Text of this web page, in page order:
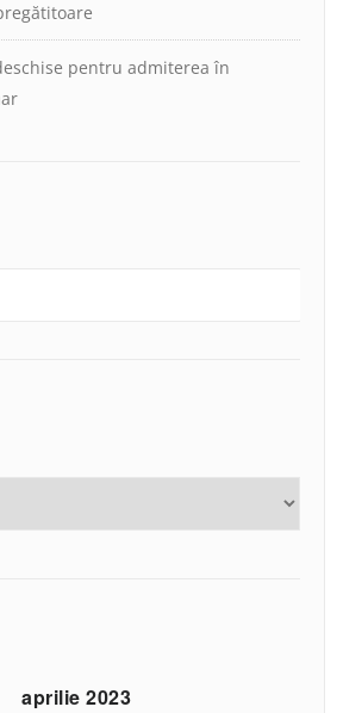
pentru admiterea în
aprilie 2023